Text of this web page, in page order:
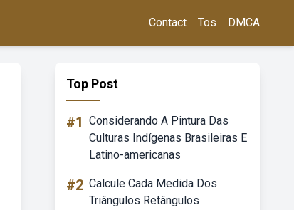
Contact Tos DMCA
Top Post
#1 Considerando A Pintura Das
Culturas Indígenas Brasileiras E
Latino-americanas
#2 Calcule Cada Medida Dos
Triângulos Retângulos